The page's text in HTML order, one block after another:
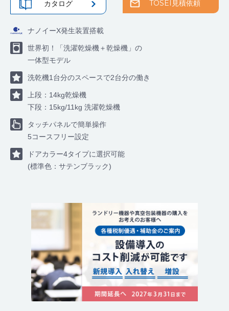
カタログ TOSEI見積依頼
ナノイーX発生装置搭載
世界初！「洗濯乾燥機＋乾燥機」の
一体型モデル
洗乾機1台分のスペースで2台分の働き
上段：14kg乾燥機
下段：15kg/11kg 洗濯乾燥機
タッチパネルで簡単操作
5コースフリー設定
ドアカラー4タイプに選択可能
(標準色：サテンブラック)